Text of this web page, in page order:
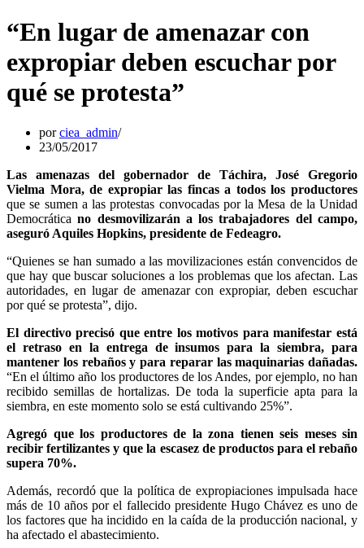
“En lugar de amenazar con
expropiar deben escuchar por
qué se protesta”
porciea_admin
23/05/2017
Las amenazas del gobernador de Táchira, José Gregorio
Vielma Mora, de expropiar las fincas a todos los productores
que se sumen a las protestas convocadas por la Mesa de la Unidad
Democráticano desmovilizarán a los trabajadores del campo,
aseguró Aquiles Hopkins, presidente de Fedeagro.
“Quienes se han sumado a las movilizaciones están convencidos de
que hay que buscar soluciones a los problemas que los afectan. Las
autoridades, en lugar de amenazar con expropiar, deben escuchar
por qué se protesta”, dijo.
El directivo precisó que entre los motivos para manifestar está
el retraso en la entrega de insumos para la siembra, para
mantener los rebaños y para reparar las maquinarias dañadas.
“En el último año los productores de los Andes, por ejemplo, no han
recibido semillas de hortalizas. De toda la superficie apta para la
siembra, en este momento solo se está cultivando 25%”.
Agregó que los productores de la zona tienen seis meses sin
recibir fertilizantes y que la escasez de productos para el rebaño
supera 70%.
Además, recordó que la política de expropiaciones impulsada hace
más de 10 años por el fallecido presidente Hugo Chávez es uno de
los factores que ha incidido en la caída de la producción nacional, y
ha afectado el abastecimiento.